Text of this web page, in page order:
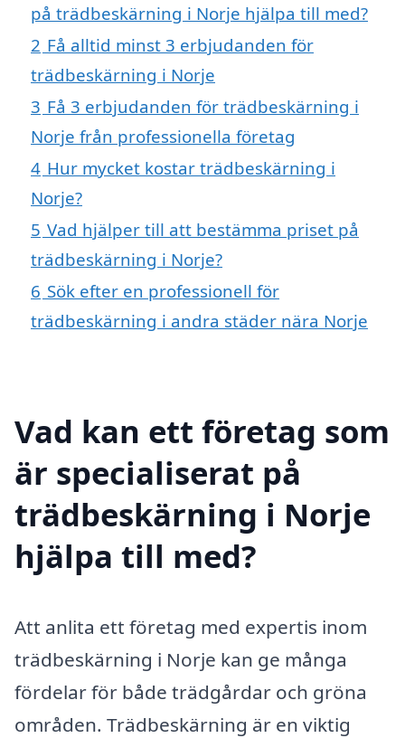
på trädbeskärning i Norje hjälpa till med?
2 Få alltid minst 3 erbjudanden för
trädbeskärning i Norje
3 Få 3 erbjudanden för trädbeskärning i
Norje från professionella företag
4 Hur mycket kostar trädbeskärning i
Norje?
5 Vad hjälper till att bestämma priset på
trädbeskärning i Norje?
6 Sök efter en professionell för
trädbeskärning i andra städer nära Norje
Vad kan ett företag som
är specialiserat på
trädbeskärning i Norje
hjälpa till med?
Att anlita ett företag med expertis inom
trädbeskärning i Norje kan ge många
fördelar för både trädgårdar och gröna
områden. Trädbeskärning är en viktig